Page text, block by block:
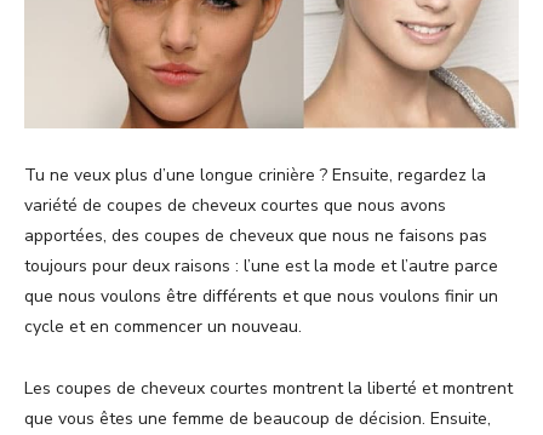
Tu ne veux plus d’une longue crinière ? Ensuite, regardez la
variété de coupes de cheveux courtes que nous avons
apportées, des coupes de cheveux que nous ne faisons pas
toujours pour deux raisons : l’une est la mode et l’autre parce
que nous voulons être différents et que nous voulons finir un
cycle et en commencer un nouveau.
Les coupes de cheveux courtes montrent la liberté et montrent
que vous êtes une femme de beaucoup de décision. Ensuite,